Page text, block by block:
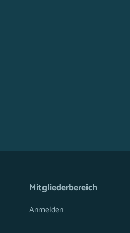
Mitgliederbereich
Anmelden